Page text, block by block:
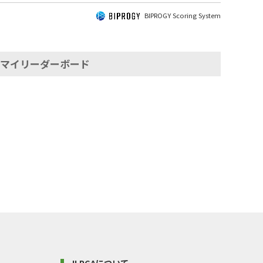
BIPROGY Scoring System
マイリーダーボード